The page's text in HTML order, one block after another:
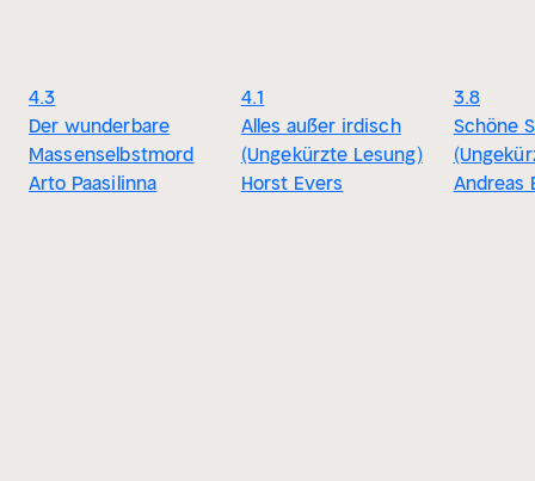
4.3
Der wunderbare
Massenselbstmord
Arto Paasilinna
4.1
Alles außer irdisch
(Ungekürzte Lesung)
Horst Evers
3.8
Schöne
Andreas